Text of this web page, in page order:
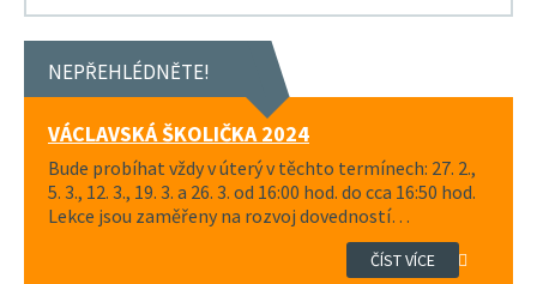
NEPŘEHLÉDNĚTE!
VÁCLAVSKÁ ŠKOLIČKA 2024
Bude probíhat vždy v úterý v těchto termínech: 27. 2.,
5. 3., 12. 3., 19. 3. a 26. 3. od 16:00 hod. do cca 16:50 hod.
Lekce jsou zaměřeny na rozvoj dovedností…
ČÍST VÍCE